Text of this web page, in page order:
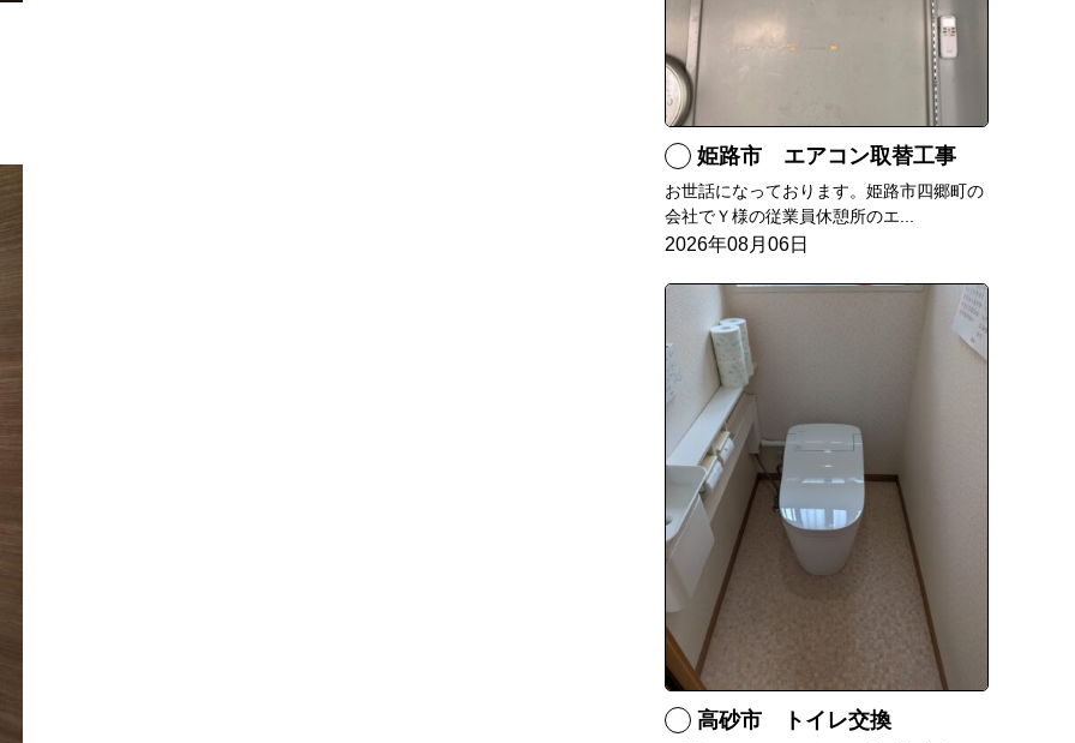
姫路市 エアコン取替工事
お世話になっております。姫路市四郷町の
会社でＹ様の従業員休憩所のエ...
2026年08月06日
高砂市 トイレ交換